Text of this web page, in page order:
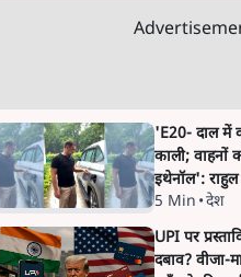
'E20- दाल में
काली; वाहनों
इथेनॉल': राहुल
5 Min •देश
UPI पर
दबाव? वीजा-